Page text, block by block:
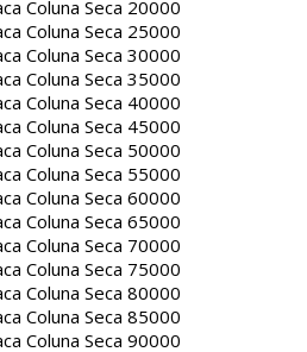
Coluna Seca 20000
Coluna Seca 25000
Coluna Seca 30000
Coluna Seca 35000
Coluna Seca 40000
Coluna Seca 45000
Coluna Seca 50000
Coluna Seca 55000
Coluna Seca 60000
Coluna Seca 65000
Coluna Seca 70000
Coluna Seca 75000
Coluna Seca 80000
Coluna Seca 85000
Coluna Seca 90000